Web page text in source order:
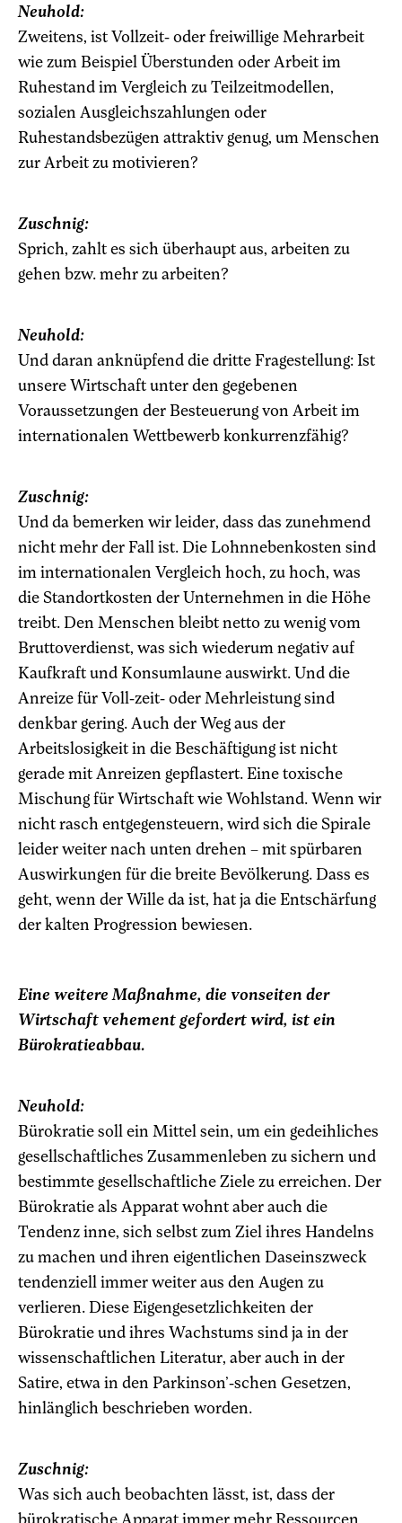
Neuhold:
Zweitens, ist Vollzeit- oder freiwillige Mehrarbeit
wie zum Beispiel Überstunden oder Arbeit im
Ruhestand im Vergleich zu Teilzeitmodellen,
sozialen Ausgleichszahlungen oder
Ruhestandsbezügen attraktiv genug, um Menschen
zur Arbeit zu motivieren?
Zuschnig:
Sprich, zahlt es sich überhaupt aus, arbeiten zu
gehen bzw. mehr zu arbeiten?
Neuhold:
Und daran anknüpfend die dritte Fragestellung: Ist
unsere Wirtschaft unter den gegebenen
Voraussetzungen der Besteuerung von Arbeit im
internationalen Wettbewerb konkurrenzfähig?
Zuschnig:
Und da bemerken wir leider, dass das zunehmend
nicht mehr der Fall ist. Die Lohnnebenkosten sind
im internationalen Vergleich hoch, zu hoch, was
die Standortkosten der Unternehmen in die Höhe
treibt. Den Menschen bleibt netto zu wenig vom
Bruttoverdienst, was sich wiederum negativ auf
Kaufkraft und Konsumlaune auswirkt. Und die
Anreize für Voll-zeit- oder Mehrleistung sind
denkbar gering. Auch der Weg aus der
Arbeitslosigkeit in die Beschäftigung ist nicht
gerade mit Anreizen gepflastert. Eine toxische
Mischung für Wirtschaft wie Wohlstand. Wenn wir
nicht rasch entgegensteuern, wird sich die Spirale
leider weiter nach unten drehen – mit spürbaren
Auswirkungen für die breite Bevölkerung. Dass es
geht, wenn der Wille da ist, hat ja die Entschärfung
der kalten Progression bewiesen.
Eine weitere Maßnahme, die vonseiten der
Wirtschaft vehement gefordert wird, ist ein
Bürokratieabbau.
Neuhold:
Bürokratie soll ein Mittel sein, um ein gedeihliches
gesellschaftliches Zusammenleben zu sichern und
bestimmte gesellschaftliche Ziele zu erreichen. Der
Bürokratie als Apparat wohnt aber auch die
Tendenz inne, sich selbst zum Ziel ihres Handelns
zu machen und ihren eigentlichen Daseinszweck
tendenziell immer weiter aus den Augen zu
verlieren. Diese Eigengesetzlichkeiten der
Bürokratie und ihres Wachstums sind ja in der
wissenschaftlichen Literatur, aber auch in der
Satire, etwa in den Parkinson’-schen Gesetzen,
hinlänglich beschrieben worden.
Zuschnig:
Was sich auch beobachten lässt, ist, dass der